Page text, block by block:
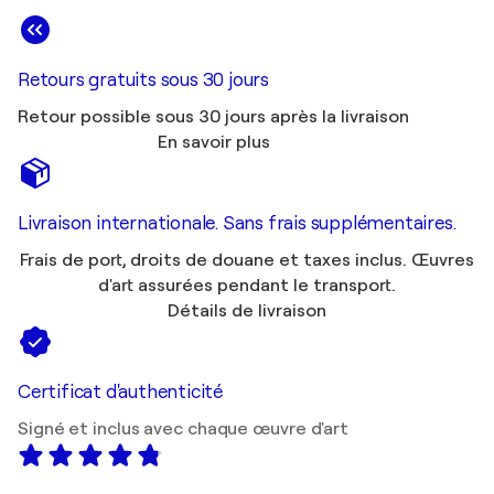
Retours gratuits sous 30 jours
Retour possible sous 30 jours après la livraison
En savoir plus
Livraison internationale. Sans frais supplémentaires.
Frais de port, droits de douane et taxes inclus. Œuvres
d'art assurées pendant le transport.
Détails de livraison
Certificat d'authenticité
Signé et inclus avec chaque œuvre d'art